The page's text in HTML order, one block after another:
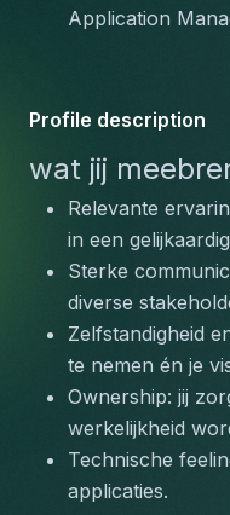
Application
Profile description
wat jij
Relevante
in een
Sterke
diverse
Zelfstandigheid
te nemen én je
Ownership: jij
werkelijkheid
Technische
applicaties.